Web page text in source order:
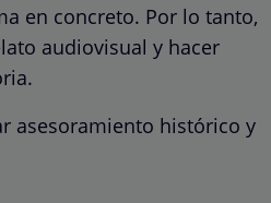
en concreto. Por lo tanto,
audiovisual y hacer
asesoramiento histórico y